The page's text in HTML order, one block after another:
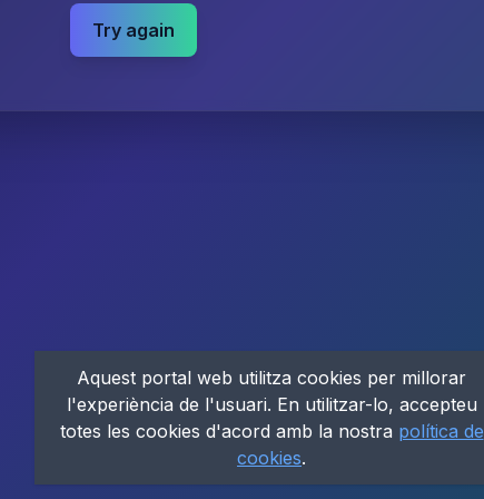
Try again
Aquest portal web utilitza cookies per millorar
l'experiència de l'usuari. En utilitzar-lo, accepteu
totes les cookies d'acord amb la nostra política de
cookies.